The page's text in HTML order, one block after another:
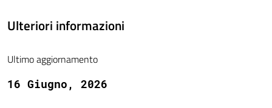
Ulteriori informazioni
Ultimo aggiornamento
16 Giugno, 2026